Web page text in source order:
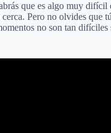
que es algo muy
Pero no olvides que
no son tan